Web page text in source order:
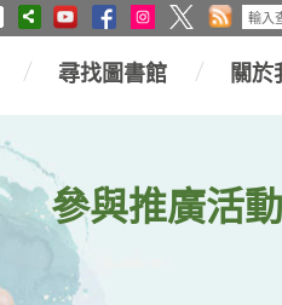
尋找圖書館 關於
參與推廣活動